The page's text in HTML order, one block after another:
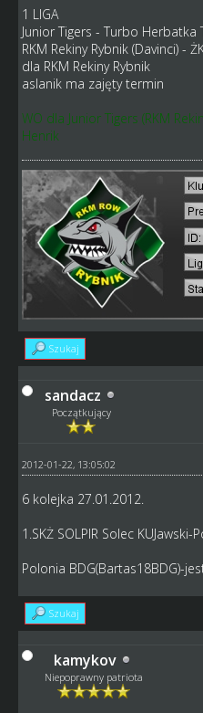
1 LIGA
Junior Tigers - Turbo Herbatka
RKM Rekiny Rybnik (Davinci) -
dla RKM Rekiny Rybnik
aslanik ma zajęty termin
WO dla Junior Tigers (RKM
Henrik
Szukaj
sandacz
Początkujący
2012-01-22, 13:05:02
6 kolejka 27.01.2012.
1.SKŻ SOLPIR Solec
Polonia BDG(Bartas18BDG)-
Szukaj
kamykov
Niepoprawny patriota